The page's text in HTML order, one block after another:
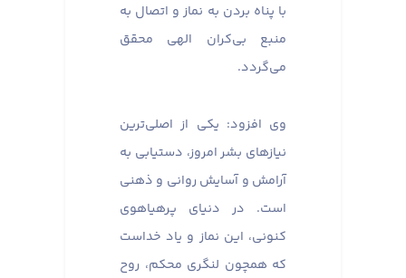
با پناه بردن به نماز و اتصال به
منبع بی‌کران الهی محقق
می‌گردد.
وی افزود: یکی از اصلی‌ترین
نیازهای بشر امروز، دستیابی به
آرامش و آسایش روانی و ذهنی
است. در دنیای پرهیاهوی
کنونی، این نماز و یاد خداست
که همچون لنگری محکم، روح